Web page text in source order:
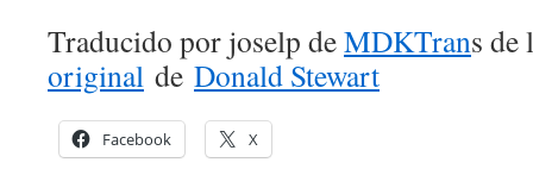
Traducido por joselp deMDKTrans
original de Donald Stewart
Facebook X